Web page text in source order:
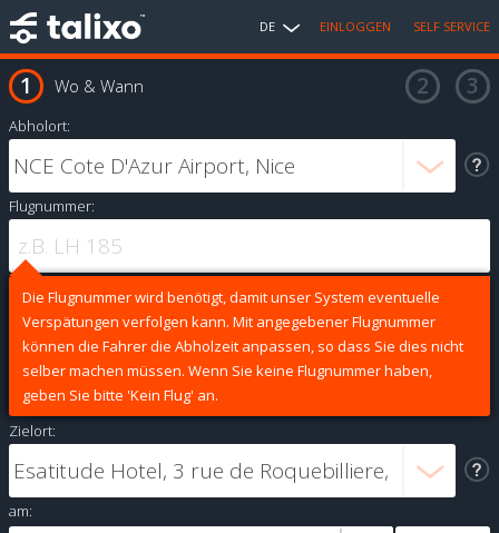
DE EINLOGGEN SELF SERVICE
Wo & Wann
Abholort:
Flugnummer:
Die Flugnummer wird benötigt, damit unser System eventuelle
Verspätungen verfolgen kann. Mit angegebener Flugnummer
können die Fahrer die Abholzeit anpassen, so dass Sie dies nicht
selber machen müssen. Wenn Sie keine Flugnummer haben,
geben Sie bitte 'Kein Flug' an.
Zielort:
am: